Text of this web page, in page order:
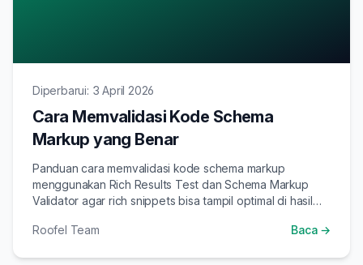
Diperbarui: 3 April 2026
Cara Memvalidasi Kode Schema
Markup yang Benar
Panduan cara memvalidasi kode schema markup
menggunakan Rich Results Test dan Schema Markup
Validator agar rich snippets bisa tampil optimal di hasil
Roofel Team
Baca →